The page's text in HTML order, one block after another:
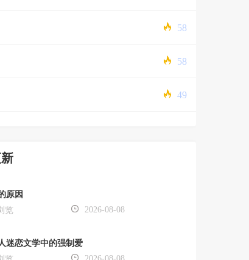
58
58
49
原因
览
2026-08-08
迷恋文学中的强制爱